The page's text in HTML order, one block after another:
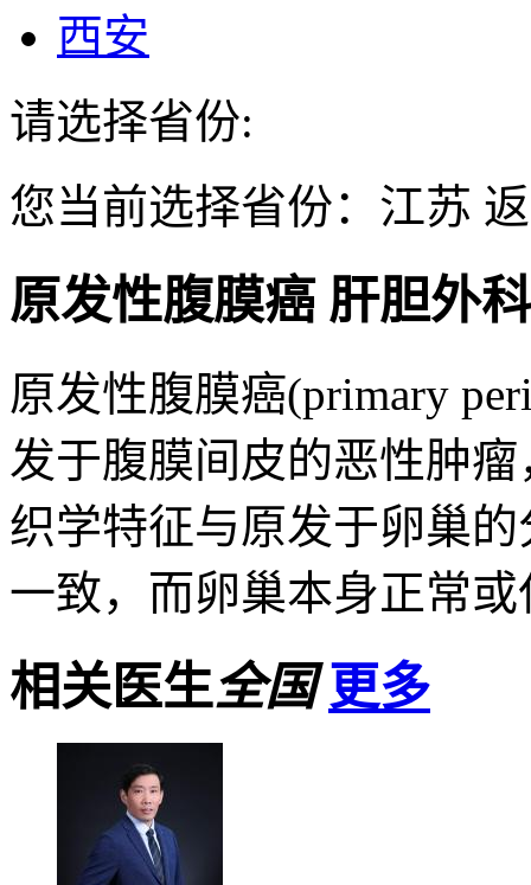
西安
请选择省份:
您当前选择省份： 江苏
原发性腹膜癌 肝胆外科
原发性腹膜癌(primary
发于腹膜间皮的恶性肿
织学特征与原发于卵巢
一致，而卵巢本身正常
相关医生全国 更多